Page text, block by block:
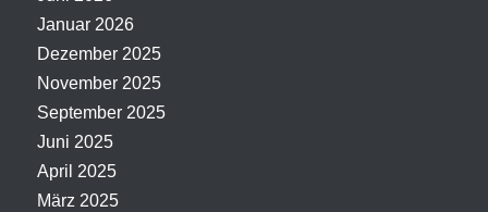
Januar 2026
Dezember 2025
November 2025
September 2025
Juni 2025
April 2025
März 2025